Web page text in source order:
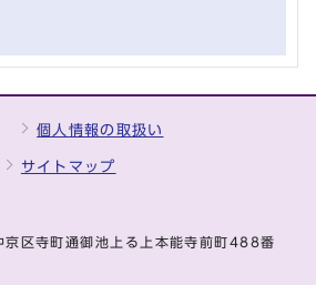
個人情報の取扱い
サイトマップ
区寺町通御池上る上本能寺前町488番